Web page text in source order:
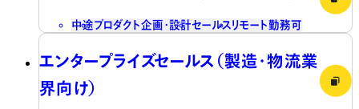
中途プロダクト企画・設計セールス リモート勤務可
エンタープライズセールス（製造・物流業
界向け）